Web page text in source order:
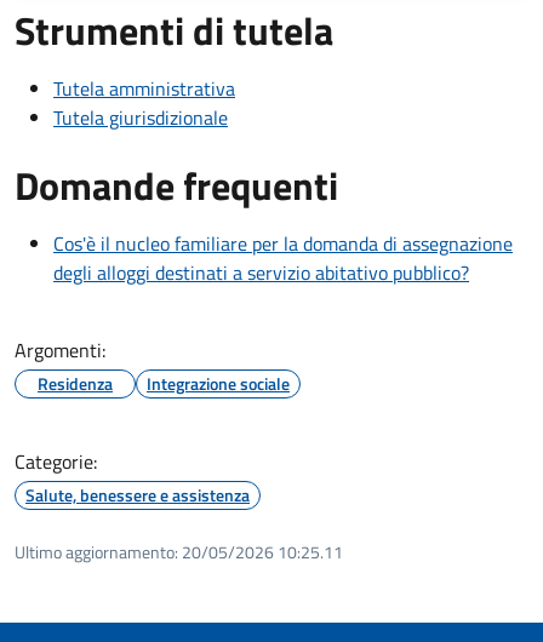
Strumenti di tutela
Tutela amministrativa
Tutela giurisdizionale
Domande frequenti
Cos'è il nucleo familiare per la domanda di assegnazione
degli alloggi destinati a servizio abitativo pubblico?
Argomenti:
Residenza Integrazione sociale
Categorie:
Salute, benessere e assistenza
Ultimo aggiornamento: 20/05/2026 10:25.11